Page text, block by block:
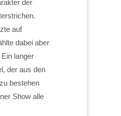
der
auf
dabei aber
langer
der aus den
bestehen
Show alle